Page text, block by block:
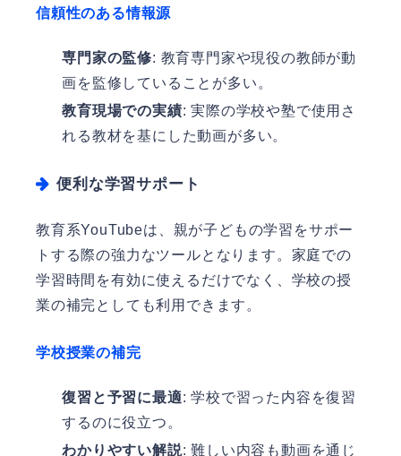
信頼性のある情報源
専門家の監修: 教育専門家や現役の教師が動
画を監修していることが多い。
教育現場での実績: 実際の学校や塾で使用さ
れる教材を基にした動画が多い。
便利な学習サポート
教育系YouTubeは、親が子どもの学習をサポー
トする際の強力なツールとなります。家庭での
学習時間を有効に使えるだけでなく、学校の授
業の補完としても利用できます。
学校授業の補完
復習と予習に最適: 学校で習った内容を復習
するのに役立つ。
わかりやすい解説: 難しい内容も動画を通じ